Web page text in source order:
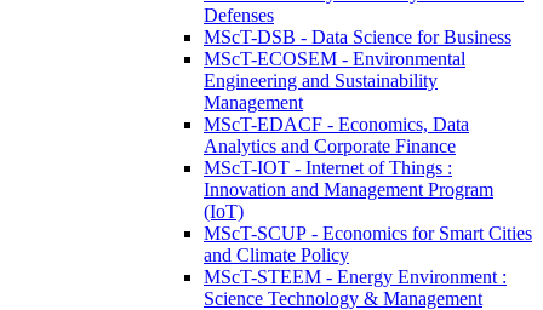
Defenses
MScT-DSB - Data Science for Business
MScT-ECOSEM - Environmental
Engineering and Sustainability
Management
MScT-EDACF - Economics, Data
Analytics and Corporate Finance
MScT-IOT - Internet of Things :
Innovation and Management Program
(IoT)
MScT-SCUP - Economics for Smart Cities
and Climate Policy
MScT-STEEM - Energy Environment :
Science Technology & Management